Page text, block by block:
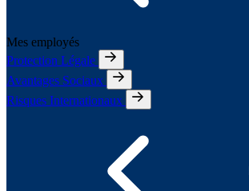
Mes employés
Protection Légale
Avantages Sociaux
Risques Internationaux